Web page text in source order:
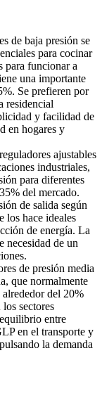
de baja presión se
para cocinar
para funcionar a
una importante
Se prefieren por
residencial
y facilidad de
en hogares y
ajustables
industriales,
para diferentes
del mercado.
de salida según
los hace ideales
de energía. La
necesidad de un
de presión media
que normalmente
alrededor del 20%
sectores
entre
en el transporte y
la demanda